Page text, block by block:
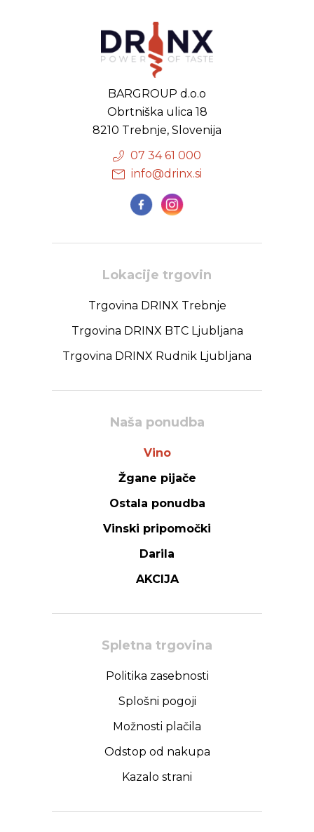
BARGROUP d.o.o
Obrtniška ulica 18
8210 Trebnje, Slovenija
07 34 61 000
info@drinx.si
Lokacije trgovin
Trgovina DRINX Trebnje
Trgovina DRINX BTC Ljubljana
Trgovina DRINX Rudnik Ljubljana
Naša ponudba
Vino
Žgane pijače
Ostala ponudba
Vinski pripomočki
Darila
AKCIJA
Spletna trgovina
Politika zasebnosti
Splošni pogoji
Možnosti plačila
Odstop od nakupa
Kazalo strani